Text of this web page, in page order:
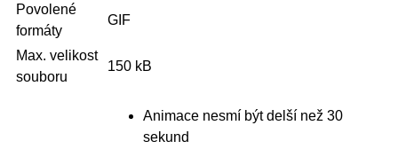
Povolené
formáty
GIF
Max. velikost
souboru
150 kB
Animace nesmí být delší než 30
sekund